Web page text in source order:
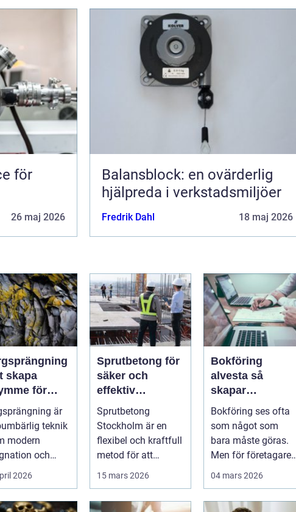
för
26 maj 2026
Balansblock: en ovärderlig
hjälpreda i verkstadsmiljöer
Fredrik Dahl 18 maj 2026
skapa
för
är
teknik
modern
och
fr...
2026
Sprutbetong för
säker och
effektiv
bergförstärknin
g
Sprutbetong
Stockholm är en
flexibel och kraftfull
metod för att
15 mars 2026
Bokföring
alvesta så
skapar
företagare
trygghet och
kontroll i
vardagen
Bokföring ses ofta
som något som
bara måste göras.
Men för företagare i
04 mars 2026